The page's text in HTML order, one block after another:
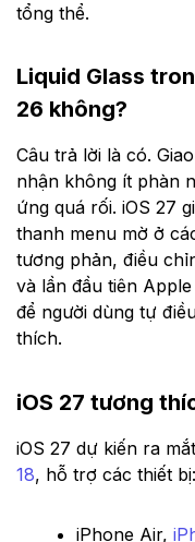
tổng thể.
Liquid Glass
26 không?
Câu trả lời là có.
nhận không ít phàn
ứng quá rối. iOS 27
thanh menu mờ ở
tương phản, điều
và lần đầu tiên
để người dùng tự
thích.
iOS 27 tương
iOS 27 dự kiến ra
18, hỗ trợ các thiết bị:
iPhone Air,